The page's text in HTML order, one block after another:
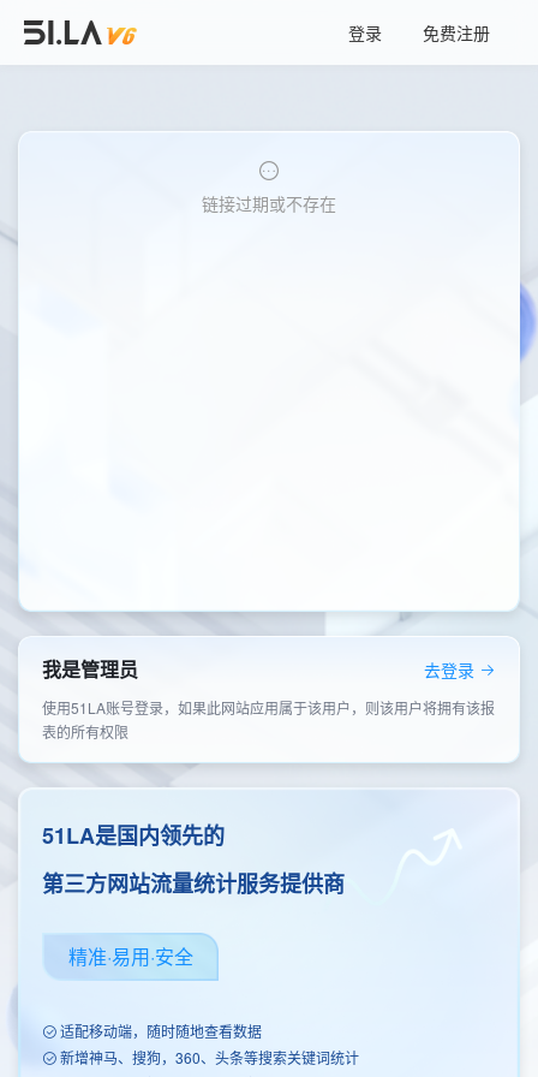
登录 免费注册
51LA是国内领先的
第三方网站流量统计服务提供商
精准·易用·安全
适配移动端，随时随地查看数据
新增神马、搜狗，360、头条等搜索关键词统计
我是管理员 去登录
使用51LA账号登录，如果此网站应用属于该用户，则该用户将拥有该报
表的所有权限
链接过期或不存在